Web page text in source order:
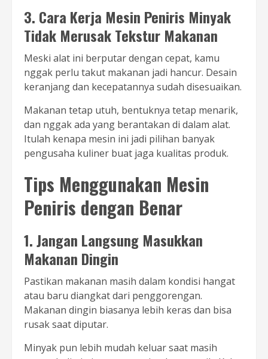
3. Cara Kerja Mesin Peniris Minyak
Tidak Merusak Tekstur Makanan
Meski alat ini berputar dengan cepat, kamu
nggak perlu takut makanan jadi hancur. Desain
keranjang dan kecepatannya sudah disesuaikan.
Makanan tetap utuh, bentuknya tetap menarik,
dan nggak ada yang berantakan di dalam alat.
Itulah kenapa mesin ini jadi pilihan banyak
pengusaha kuliner buat jaga kualitas produk.
Tips Menggunakan Mesin
Peniris dengan Benar
1. Jangan Langsung Masukkan
Makanan Dingin
Pastikan makanan masih dalam kondisi hangat
atau baru diangkat dari penggorengan.
Makanan dingin biasanya lebih keras dan bisa
rusak saat diputar.
Minyak pun lebih mudah keluar saat masih